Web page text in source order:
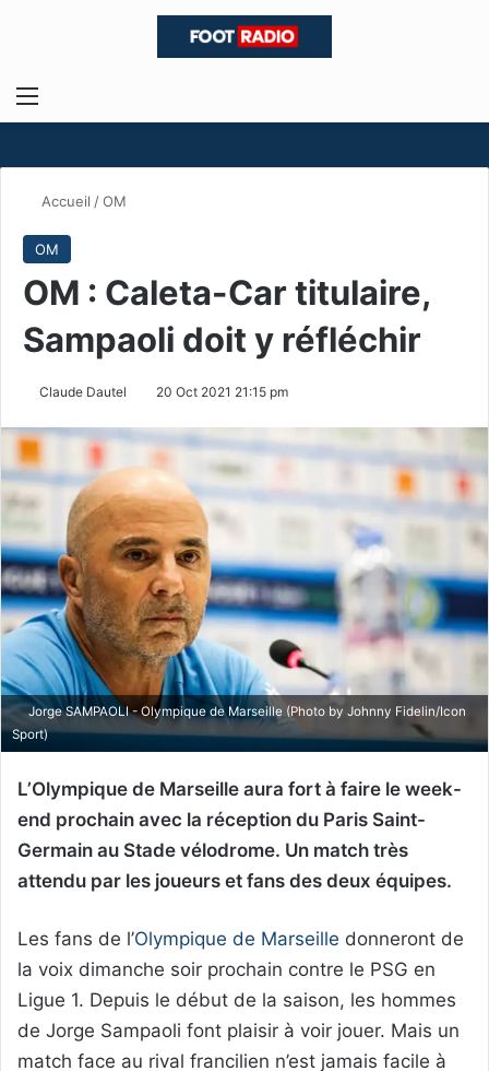
Menu
Accueil /OM
OM
OM : Caleta-Car titulaire,
Sampaoli doit y réfléchir
Claude Dautel 20 Oct 2021 21:15 pm
Jorge SAMPAOLI - Olympique de Marseille (Photo by Johnny Fidelin/Icon
Sport)
L’Olympique de Marseille aura fort à faire le week-
end prochain avec la réception du Paris Saint-
Germain au Stade vélodrome. Un match très
attendu par les joueurs et fans des deux équipes.
Les fans de l’Olympique de Marseille donneront de
la voix dimanche soir prochain contre le PSG en
Ligue 1. Depuis le début de la saison, les hommes
de Jorge Sampaoli font plaisir à voir jouer. Mais un
match face au rival francilien n’est jamais facile à